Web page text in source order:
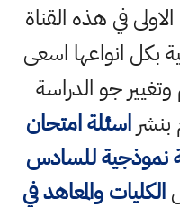
في هذه القناة
بكل انواعها اسعى
جو الدراسة
بنشراسئلة امتحان
نموذجية للسادس
الكليات والمعاهد في